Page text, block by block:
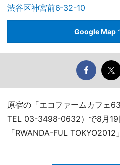
渋谷区神宮前6-32-10
Google Map
原宿の「エコファームカフェ
TEL 03-3498-0632）で8月19
「RWANDA-FUL TOKYO2012